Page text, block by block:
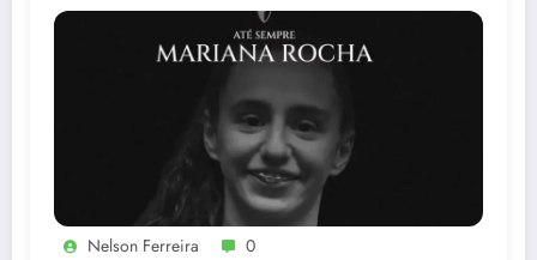
Nelson Ferreira 0